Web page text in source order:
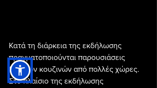
Κατά τη διάρκεια της εκδήλωσης
πραγματοποιούνται παρουσιάσεις
διεθνών κουζινών από πολλές χώρες.
Στο πλαίσιο της εκδήλωσης